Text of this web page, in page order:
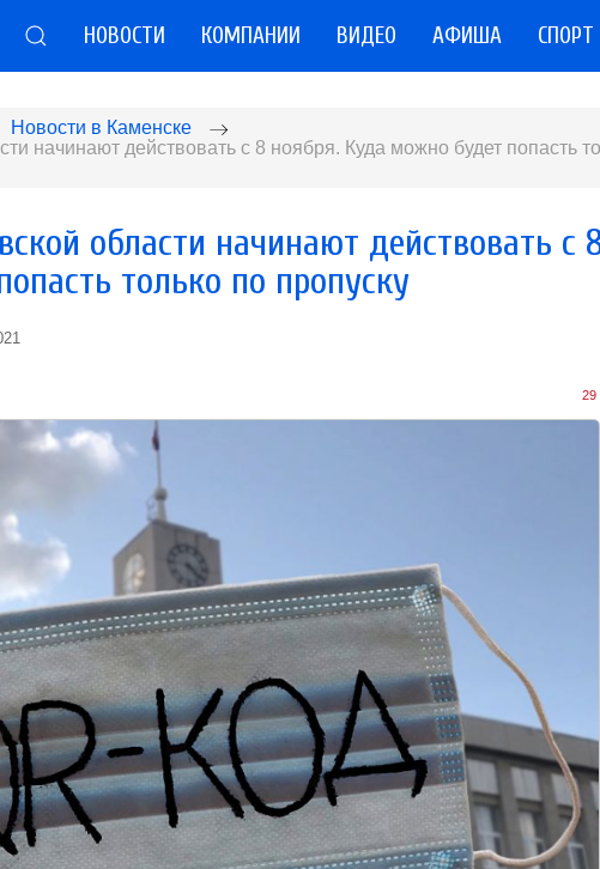
НОВОСТИ КОМПАНИИ ВИДЕО АФИША СПОРТ
Новости в Каменске
начинают действовать с 8 ноября. Куда можно будет попасть
области начинают действовать с
только по пропуску
29